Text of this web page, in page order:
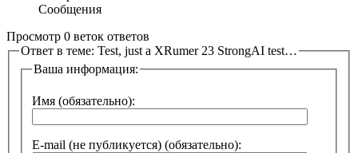
Сообщения
Просмотр 0 веток ответов
Ответ в теме: Test, just a XRumer 23 StrongAI test…
Ваша информация:
Имя (обязательно):
E-mail (не публикуется) (обязательно):